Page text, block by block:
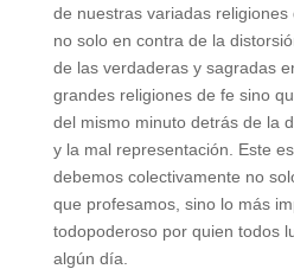
de nuestras variadas
no solo en contra de la
de las verdaderas y sagradas
grandes religiones de fe sino
del mismo minuto detrás de la
y la mal representación. Este
debemos colectivamente no
que profesamos, sino lo más
todopoderoso por quien todos
algún día.